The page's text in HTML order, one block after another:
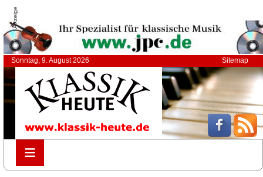
Anzeige
Sonntag, 9. August 2026 Sitemap
≡
≡